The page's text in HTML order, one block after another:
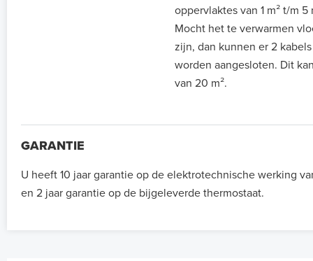
oppervlaktes van 1 m² t/m 5
Mocht het te verwarmen
zijn, dan kunnen er 2
worden aangesloten. Dit
van 20 m².
GARANTIE
U heeft 10 jaar garantie op de elektrotechnische werking
en 2 jaar garantie op de bijgeleverde thermostaat.